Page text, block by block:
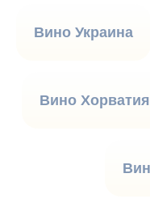
Вино Украина
Вино Хорватия